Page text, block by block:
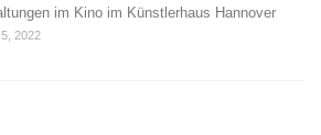
im Kino im Künstlerhaus Hannover
2022